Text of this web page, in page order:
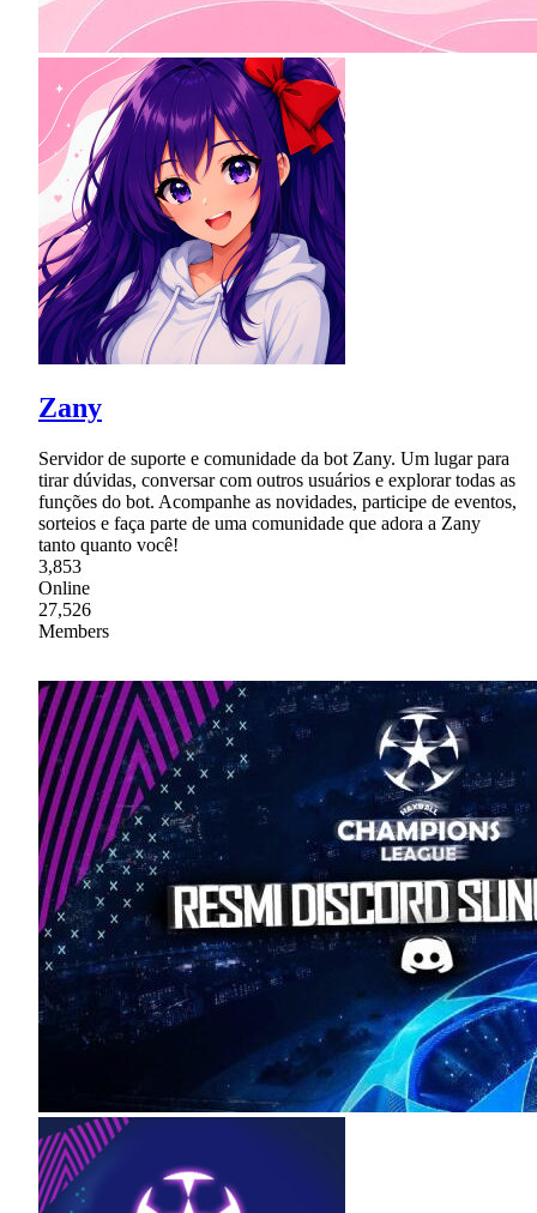
Zany
Servidor de suporte e comunidade da bot Zany. Um lugar para
tirar dúvidas, conversar com outros usuários e explorar todas as
funções do bot. Acompanhe as novidades, participe de eventos,
sorteios e faça parte de uma comunidade que adora a Zany
tanto quanto você!
3,853
Online
27,526
Members